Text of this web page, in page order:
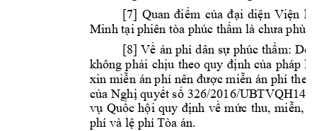
[7] Quan điểm của đại diện Viện
Minh tại phiên tòa phúc thẩm là chưa phù
[8] Về án phí dân sự phúc thẩm: Do
không phải chịu theo quy định của pháp
xin miễn án phí nên được miễn án phí theo
của Nghị quyết số 326/2016/UBTVQH14,
vụ Quốc hội quy định về mức thu, miễn,
phí và lệ phí Tòa án.